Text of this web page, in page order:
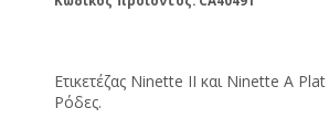
Ετικετέζας Ninette IΙ και Ninette A Plat Βάση με
Ρόδες.